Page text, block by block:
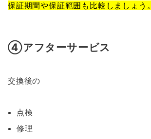
保証期間や保証範囲も比較しましょう。
④アフターサービス
交換後の
点検
修理